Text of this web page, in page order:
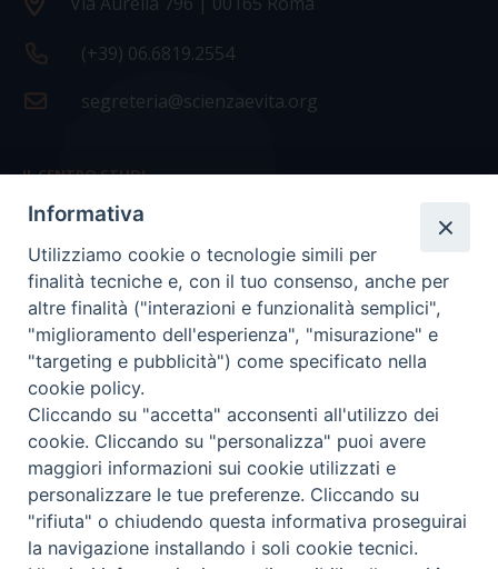
(+39) 06.6819.2554
segreteria@scienzaevita.org
IL CENTRO STUDI
La nostra storia
Statuto
Presidenza e ufficio presidenza
Consiglio scientifico
Coordinamento nazionale
COPYRIGHT Scienza & Vita - C.F96600690588- Tutti i
diritti -Privacy- Credits
Informativa
Utilizziamo cookie o tecnologie simili per
finalità tecniche e, con il tuo consenso, anche per
altre finalità ("interazioni e funzionalità semplici",
"miglioramento dell'esperienza", "misurazione" e
"targeting e pubblicità") come specificato nella
cookie policy.
Cliccando su "accetta" acconsenti all'utilizzo dei
cookie. Cliccando su "personalizza" puoi avere
maggiori informazioni sui cookie utilizzati e
personalizzare le tue preferenze. Cliccando su
"rifiuta" o chiudendo questa informativa proseguirai
la navigazione installando i soli cookie tecnici.